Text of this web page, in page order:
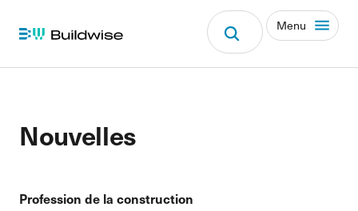
Menu
Nouvelles
Profession de la construction